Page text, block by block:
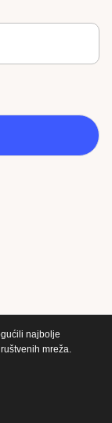
najbolje
mreža.
Cookie Banner